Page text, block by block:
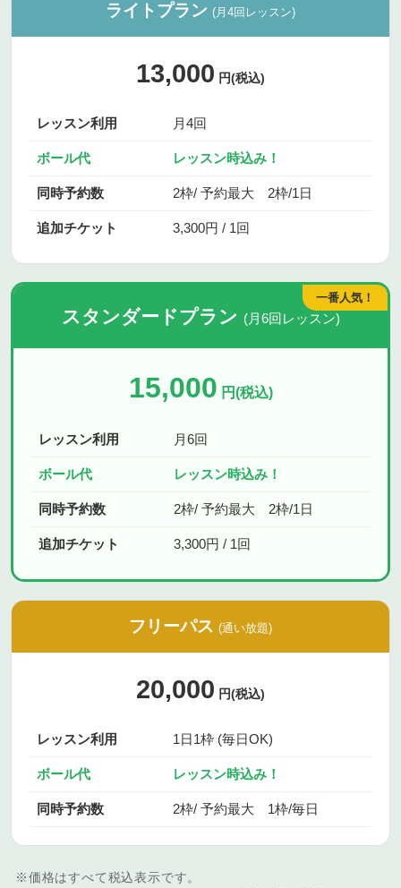
ライトプラン (月4回レッスン)
13,000 円(税込)
レッスン利用 月4回
ボール代 レッスン時込み！
同時予約数 2枠/ 予約最大 2枠/1日
追加チケット 3,300円 / 1回
一番人気！
スタンダードプラン (月6回レッスン)
15,000 円(税込)
レッスン利用 月6回
ボール代 レッスン時込み！
同時予約数 2枠/ 予約最大 2枠/1日
追加チケット 3,300円 / 1回
フリーパス (通い放題)
20,000 円(税込)
レッスン利用 1日1枠 (毎日OK)
ボール代 レッスン時込み！
同時予約数 2枠/ 予約最大 1枠/毎日
※価格はすべて税込表示です。